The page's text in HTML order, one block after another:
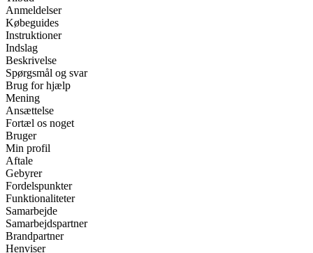
Anmeldelser
Købeguides
Instruktioner
Indslag
Beskrivelse
Spørgsmål og svar
Brug for hjælp
Mening
Ansættelse
Fortæl os noget
Bruger
Min profil
Aftale
Gebyrer
Fordelspunkter
Funktionaliteter
Samarbejde
Samarbejdspartner
Brandpartner
Henviser